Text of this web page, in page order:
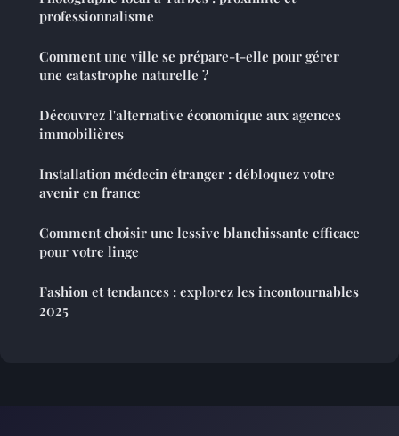
professionnalisme
Comment une ville se prépare-t-elle pour gérer
une catastrophe naturelle ?
Découvrez l'alternative économique aux agences
immobilières
Installation médecin étranger : débloquez votre
avenir en france
Comment choisir une lessive blanchissante efficace
pour votre linge
Fashion et tendances : explorez les incontournables
2025